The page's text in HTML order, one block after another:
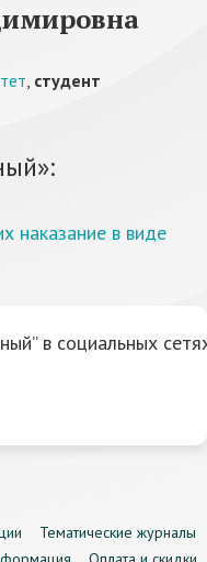
, студент
наказание в виде
в социальных
Тематические журналы